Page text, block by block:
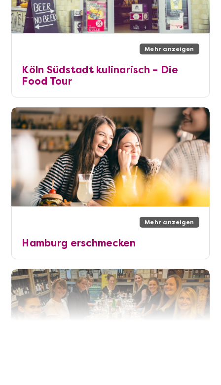
Mehr anzeigen
Köln Südstadt kulinarisch – Die
Food Tour
Mehr anzeigen
Hamburg erschmecken